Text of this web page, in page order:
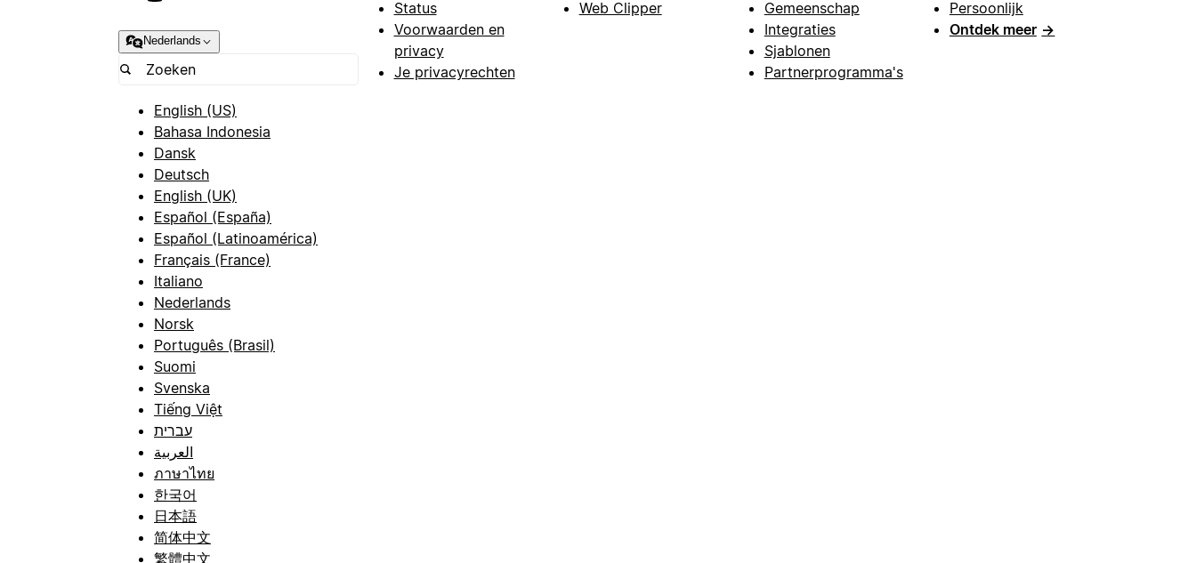
Nederlands
English (US)
Bahasa Indonesia
Dansk
Deutsch
English (UK)
Español (España)
Español (Latinoamérica)
Français (France)
Italiano
Nederlands
Norsk
Português (Brasil)
Suomi
Svenska
Tiếng Việt
עברית
العربية
ภาษาไทย
한국어
日本語
简体中文
繁體中文
Status
Voorwaarden en
privacy
Je privacyrechten
Web Clipper
Gemeenschap
Integraties
Sjablonen
Partnerprogramma's
Persoonlijk
Ontdek meer →